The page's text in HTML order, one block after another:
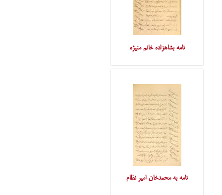
نامه بشاهزاده خانم منیژه
نامه به محمدخان امیر نظام